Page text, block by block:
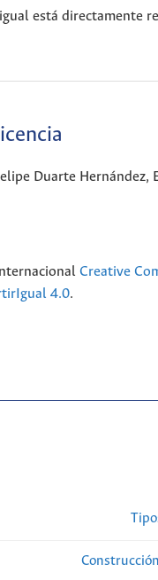
está directamente
Duarte Hernández,
Creative
4.0.